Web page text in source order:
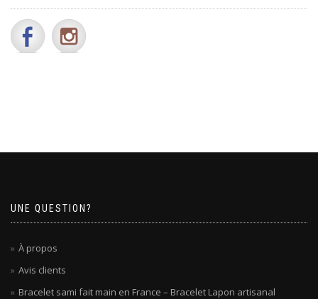
UNE QUESTION?
À propos
Avis clients
Bracelet sami fait main en France – Bracelet Lapon artisanal